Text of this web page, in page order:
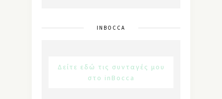
INBOCCA
Δείτε εδώ τις συνταγές μου
στο inBocca